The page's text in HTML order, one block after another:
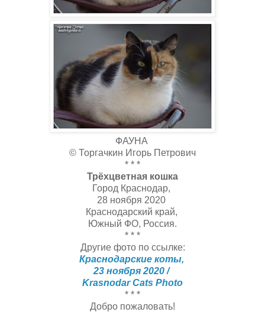
ФАУНА
© Торгачкин Игорь Петрович
* * *
Трёхцветная кошка
Город Краснодар,
28 ноября 2020
Краснодарский край,
Южный ФО, Россия.
* * *
Другие фото по ссылке:
Краснодарские коты,
23 ноября 2020 /
Krasnodar Cats Photo
* * *
Добро пожаловать!